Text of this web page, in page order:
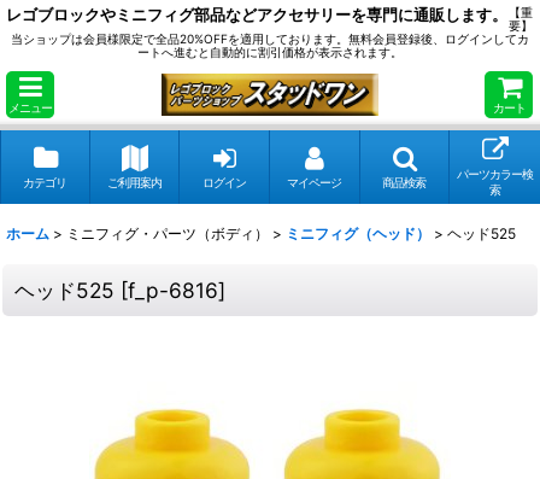
レゴブロックやミニフィグ部品などアクセサリーを専門に通販します。
【重
要】
当ショップは会員様限定で全品20%OFFを適用しております。無料会員登録後、ログインしてカ
ートへ進むと自動的に割引価格が表示されます。
メニュー カート
カテゴリ ご利用案内 ログイン マイページ 商品検索
パーツカラー検
索
ホーム > ミニフィグ・パーツ（ボディ） > ミニフィグ（ヘッド） > ヘッド525
ヘッド525 [f_p-6816]